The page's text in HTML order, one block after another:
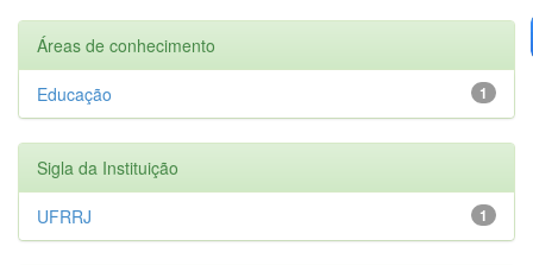
Áreas de conhecimento
1
Educação
Sigla da Instituição
1
UFRRJ